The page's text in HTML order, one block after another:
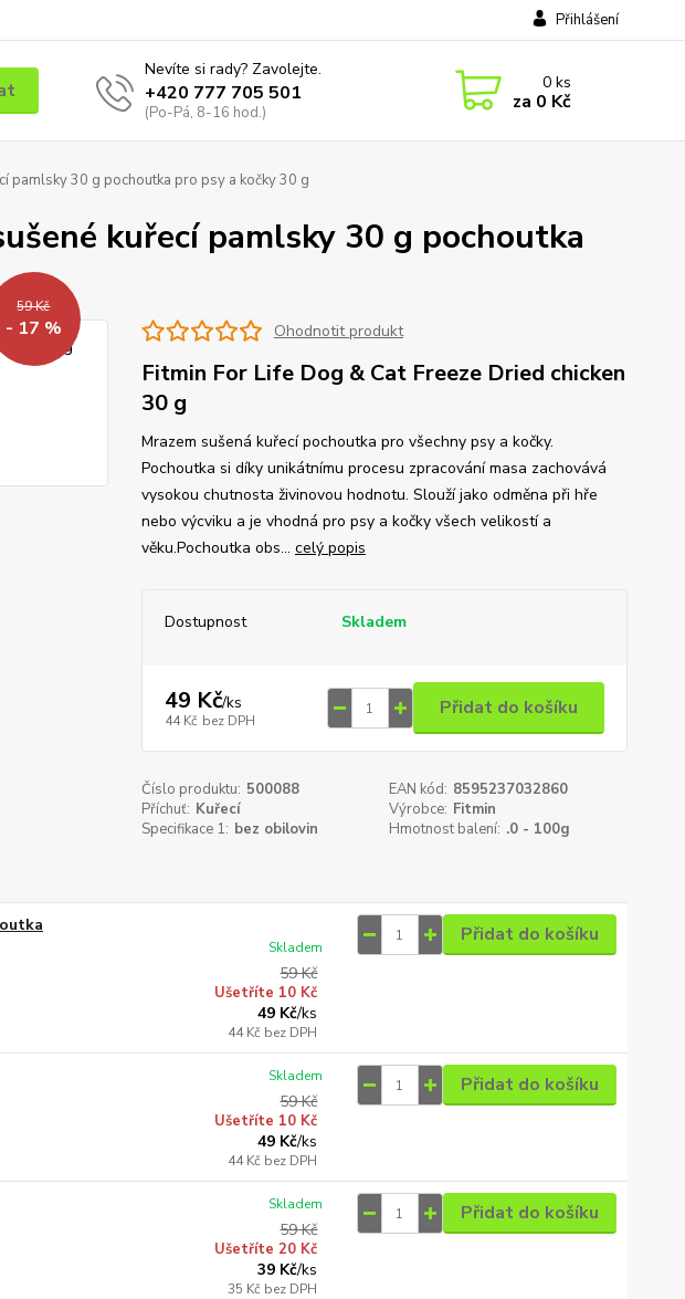
Přihlášení
Nevíte si rady? Zavolejte.
+420 777 705 501
(Po-Pá, 8-16 hod.)
0ks
za 0 Kč
pamlsky 30 g pochoutka pro psy a kočky 30 g
kuřecí pamlsky 30 g pochoutka
59 Kč
- 17 % Ohodnotit produkt
Fitmin For Life Dog & Cat Freeze Dried chicken
30 g
Mrazem sušená kuřecí pochoutka pro všechny psy a kočky.
Pochoutka si díky unikátnímu procesu zpracování masa zachovává
vysokou chutnosta živinovou hodnotu. Slouží jako odměna při hře
nebo výcviku a je vhodná pro psy a kočky všech velikostí a
věku.Pochoutka obs... celý popis
Dostupnost Skladem
49 Kč/ks
44 Kč bez DPH
Přidat do košíku
Číslo produktu: 500088 EAN kód: 8595237032860
Příchuť: Kuřecí Výrobce: Fitmin
Specifikace 1: bez obilovin Hmotnost balení: .0 - 100g
59 Kč
Ušetříte 10 Kč
49 Kč/ks
44 Kč bez DPH
Skladem
Přidat do košíku
59 Kč
Ušetříte 10 Kč
49 Kč/ks
44 Kč bez DPH
Skladem Přidat do košíku
59 Kč
Ušetříte 20 Kč
39 Kč/ks
35 Kč bez DPH
Skladem Přidat do košíku